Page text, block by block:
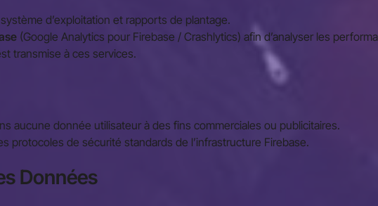
d’exploitation et rapports de plantage.
(Google Analytics pour Firebase / Crashlytics) afin d’analyser les
transmise à ces services.
aucune donnée utilisateur à des fins commerciales ou publicitaires.
de sécurité standards de l’infrastructure Firebase.
Données